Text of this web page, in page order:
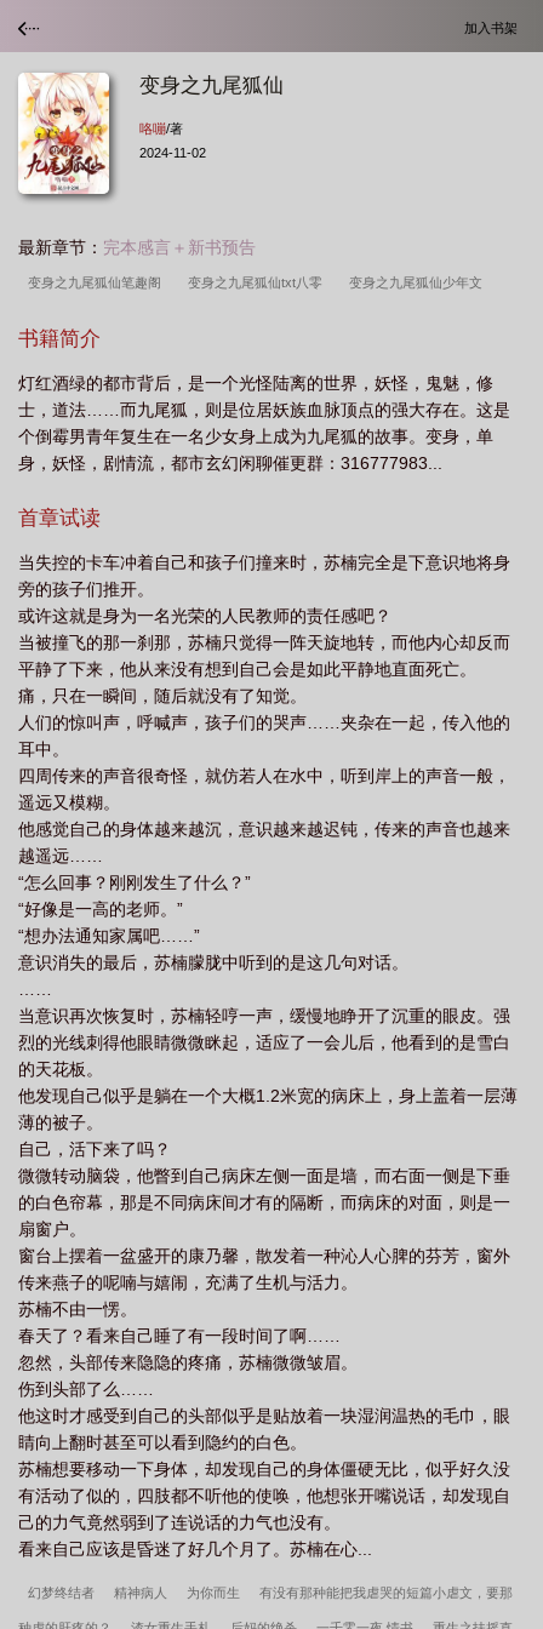
加入书架
变身之九尾狐仙
咯嘣/著
2024-11-02
最新章节： 完本感言＋新书预告
变身之九尾狐仙笔趣阁 变身之九尾狐仙txt八零 变身之九尾狐仙少年文
看网 变身之九尾狐仙精校
之九尾狐仙最新章节 变身之九尾狐仙TXT免费 变身之九尾狐仙苏楠 变身之
九尾狐仙加料版 变身之九尾狐仙免费观看 变身之九尾狐仙夏韵 变身之九尾
狐仙精校txt 变身之九尾狐仙苏楠能力 变身之九尾狐仙百度TXT
TXT百度资源
百度百科 变身九尾狐的 变身之九尾狐仙txt 变身之九尾狐仙TXT 变身之
九尾狐仙 咯嘣 变身九尾狐
景 变身之九尾狐仙图片 变身之九尾狐仙是百合吗 变身之九尾狐仙百
科 变身九尾狐妖 变身九尾狐仙 变身之九尾狐仙现代都市
书籍简介
灯红酒绿的都市背后，是一个光怪陆离的世界，妖怪，鬼魅，修
士，道法……而九尾狐，则是位居妖族血脉顶点的强大存在。这是
个倒霉男青年复生在一名少女身上成为九尾狐的故事。变身，单
身，妖怪，剧情流，都市玄幻闲聊催更群：316777983...
首章试读
当失控的卡车冲着自己和孩子们撞来时，苏楠完全是下意识地将身
旁的孩子们推开。
或许这就是身为一名光荣的人民教师的责任感吧？
当被撞飞的那一刹那，苏楠只觉得一阵天旋地转，而他内心却反而
平静了下来，他从来没有想到自己会是如此平静地直面死亡。
痛，只在一瞬间，随后就没有了知觉。
人们的惊叫声，呼喊声，孩子们的哭声……夹杂在一起，传入他的
耳中。
四周传来的声音很奇怪，就仿若人在水中，听到岸上的声音一般，
遥远又模糊。
他感觉自己的身体越来越沉，意识越来越迟钝，传来的声音也越来
越遥远……
“怎么回事？刚刚发生了什么？”
“好像是一高的老师。”
“想办法通知家属吧……”
意识消失的最后，苏楠朦胧中听到的是这几句对话。
当意识再次恢复时，苏楠轻哼一声，缓慢地睁开了沉重的眼皮。强
烈的光线刺得他眼睛微微眯起，适应了一会儿后，他看到的是雪白
的天花板。
他发现自己似乎是躺在一个大概1.2米宽的病床上，身上盖着一层薄
薄的被子。
自己，活下来了吗？
微微转动脑袋，他瞥到自己病床左侧一面是墙，而右面一侧是下垂
的白色帘幕，那是不同病床间才有的隔断，而病床的对面，则是一
扇窗户。
窗台上摆着一盆盛开的康乃馨，散发着一种沁人心脾的芬芳，窗外
传来燕子的呢喃与嬉闹，充满了生机与活力。
苏楠不由一愣。
春天了？看来自己睡了有一段时间了啊……
忽然，头部传来隐隐的疼痛，苏楠微微皱眉。
伤到头部了么……
他这时才感受到自己的头部似乎是贴放着一块湿润温热的毛巾，眼
睛向上翻时甚至可以看到隐约的白色。
苏楠想要移动一下身体，却发现自己的身体僵硬无比，似乎好久没
有活动了似的，四肢都不听他的使唤，他想张开嘴说话，却发现自
己的力气竟然弱到了连说话的力气也没有。
看来自己应该是昏迷了好几个月了。苏楠在心...
幻梦终结者 精神病人 为你而生 有没有那种能把我虐哭的短篇小虐文，要那